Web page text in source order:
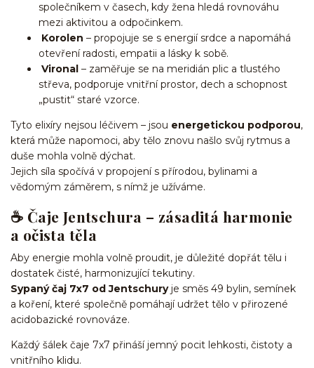
společníkem v časech, kdy žena hledá rovnováhu
mezi aktivitou a odpočinkem.
Korolen – propojuje se s energií srdce a napomáhá
otevření radosti, empatii a lásky k sobě.
Vironal – zaměřuje se na meridián plic a tlustého
střeva, podporuje vnitřní prostor, dech a schopnost
„pustit“ staré vzorce.
Tyto elixíry nejsou léčivem – jsou energetickou podporou,
která může napomoci, aby tělo znovu našlo svůj rytmus a
duše mohla volně dýchat.
Jejich síla spočívá v propojení s přírodou, bylinami a
vědomým záměrem, s nímž je užíváme.
☕ Čaje Jentschura – zásaditá harmonie
a očista těla
Aby energie mohla volně proudit, je důležité dopřát tělu i
dostatek čisté, harmonizující tekutiny.
Sypaný čaj 7x7 od Jentschuryje směs 49 bylin, semínek
a koření, které společně pomáhají udržet tělo v přirozené
acidobazické rovnováze.
Každý šálek čaje 7x7 přináší jemný pocit lehkosti, čistoty a
vnitřního klidu.